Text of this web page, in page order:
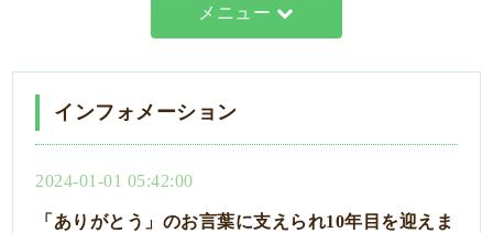
メニュー
インフォメーション
2024-01-01 05:42:00
「ありがとう」のお言葉に支えられ10年目を迎えま